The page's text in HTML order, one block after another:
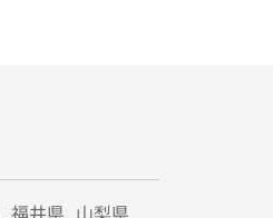
福井県 山梨県